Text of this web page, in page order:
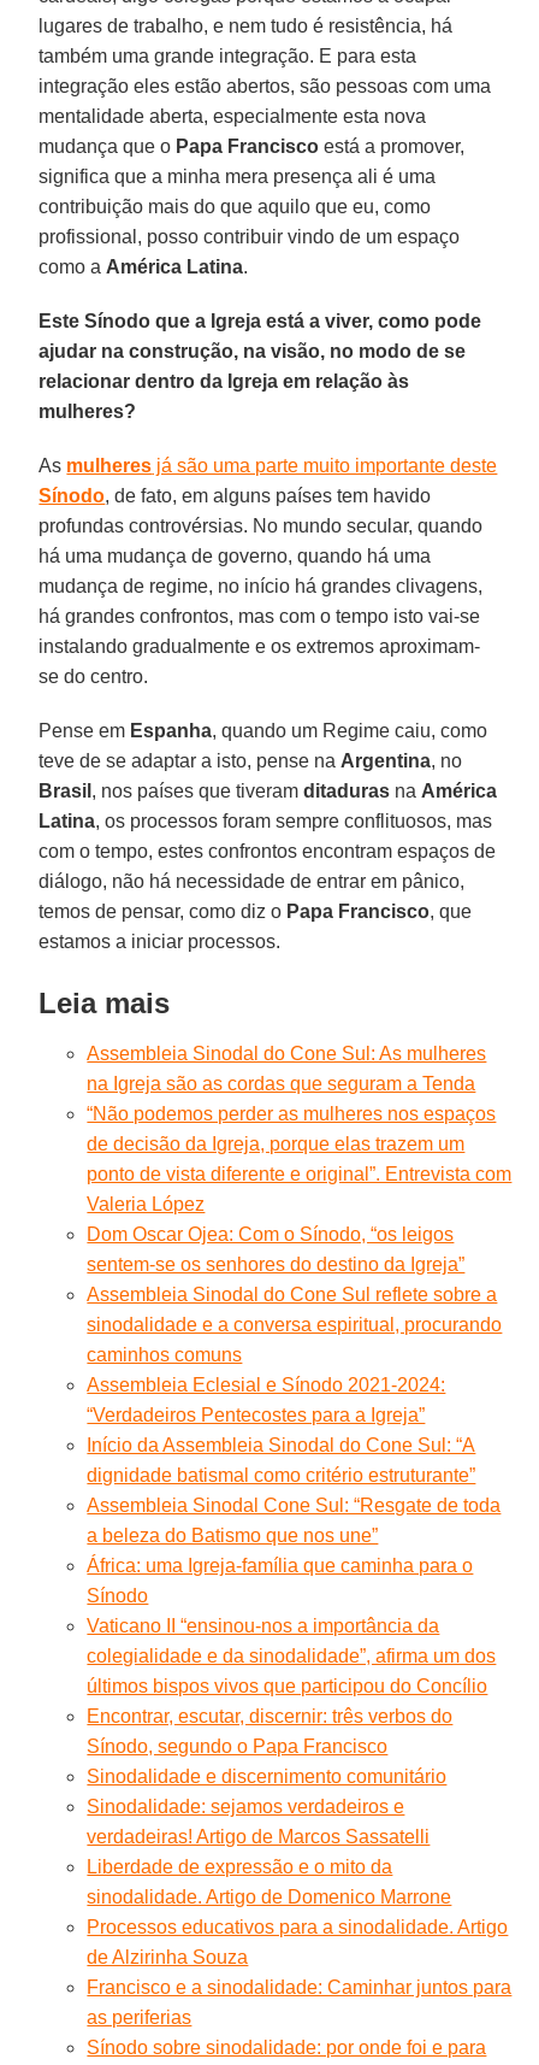
lugares de trabalho, e nem tudo é resistência, há
também uma grande integração. E para esta
integração eles estão abertos, são pessoas com uma
mentalidade aberta, especialmente esta nova
mudança que o Papa Francisco está a promover,
significa que a minha mera presença ali é uma
contribuição mais do que aquilo que eu, como
profissional, posso contribuir vindo de um espaço
como a América Latina.
Este Sínodo que a Igreja está a viver, como pode
ajudar na construção, na visão, no modo de se
relacionar dentro da Igreja em relação às
mulheres?
As mulheres já são uma parte muito importante deste
Sínodo, de fato, em alguns países tem havido
profundas controvérsias. No mundo secular, quando
há uma mudança de governo, quando há uma
mudança de regime, no início há grandes clivagens,
há grandes confrontos, mas com o tempo isto vai-se
instalando gradualmente e os extremos aproximam-
se do centro.
Pense em Espanha, quando um Regime caiu, como
teve de se adaptar a isto, pense na Argentina, no
Brasil , nos países que tiveramditaduras na América
Latina, os processos foram sempre conflituosos, mas
com o tempo, estes confrontos encontram espaços de
diálogo, não há necessidade de entrar em pânico,
temos de pensar, como diz o Papa Francisco, que
estamos a iniciar processos.
Leia mais
Assembleia Sinodal do Cone Sul: As mulheres
na Igreja são as cordas que seguram a Tenda
“Não podemos perder as mulheres nos espaços
de decisão da Igreja, porque elas trazem um
ponto de vista diferente e original”. Entrevista com
Valeria López
Dom Oscar Ojea: Com o Sínodo, “os leigos
sentem-se os senhores do destino da Igreja”
Assembleia Sinodal do Cone Sul reflete sobre a
sinodalidade e a conversa espiritual, procurando
caminhos comuns
Assembleia Eclesial e Sínodo 2021-2024:
“Verdadeiros Pentecostes para a Igreja”
Início da Assembleia Sinodal do Cone Sul: “A
dignidade batismal como critério estruturante”
Assembleia Sinodal Cone Sul: “Resgate de toda
a beleza do Batismo que nos une”
África: uma Igreja-família que caminha para o
Sínodo
Vaticano II “ensinou-nos a importância da
colegialidade e da sinodalidade”, afirma um dos
últimos bispos vivos que participou do Concílio
Encontrar, escutar, discernir: três verbos do
Sínodo, segundo o Papa Francisco
Sinodalidade e discernimento comunitário
Sinodalidade: sejamos verdadeiros e
verdadeiras! Artigo de Marcos Sassatelli
Liberdade de expressão e o mito da
sinodalidade. Artigo de Domenico Marrone
Processos educativos para a sinodalidade. Artigo
de Alzirinha Souza
Francisco e a sinodalidade: Caminhar juntos para
as periferias
Sínodo sobre sinodalidade: por onde foi e para